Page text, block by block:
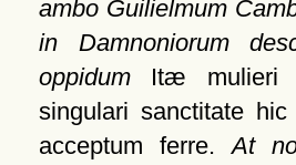
ambo Guilielmum
in Damnoniorum
oppidumItæ mulieri
singulari sanctitate
acceptum ferre.At